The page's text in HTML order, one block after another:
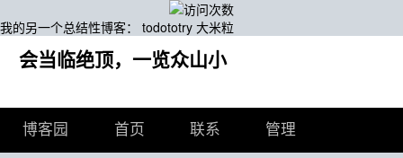
我的另一个总结性博客： todototry 大米粒
会当临绝顶，一览众山小
博客园 首页 联系 管理